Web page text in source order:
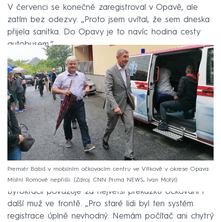
V červenci se konečně zaregistroval v Opavě, ale
zatím bez odezvy. „Proto jsem uvítal, že sem dneska
přijela sanitka. Do Opavy je to navíc hodina cesty
autobusem.“
Premiér Babiš v mobilním očkovacím centru ve Vítkově v okrese Opava.
Místní Romové nepřišli.
Zdroj: CNN Prima NEWS, Ivan Motýl
Byrokracii považuje za největší překážku očkování i
další muž ve frontě. „Pro staré lidi byl ten systém
registrace úplně nevhodný. Nemám počítač ani chytrý